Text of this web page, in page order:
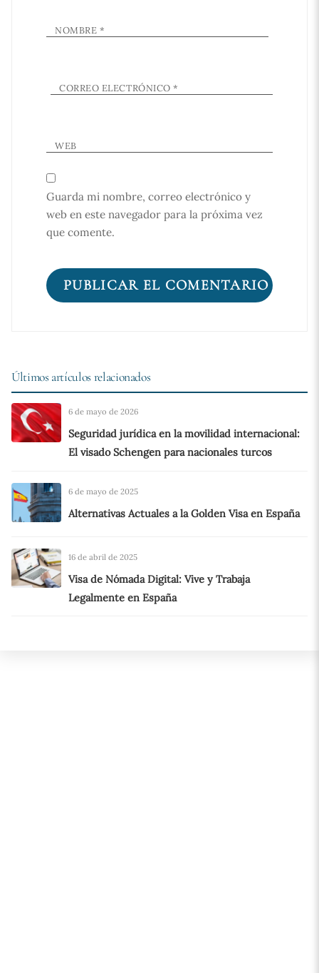
NOMBRE *
CORREO ELECTRÓNICO*
WEB
Guarda mi nombre, correo electrónico y
web en este navegador para la próxima vez
que comente.
Últimos artículos relacionados
6 de mayo de 2026
Seguridad jurídica en la movilidad internacional:
El visado Schengen para nacionales turcos
6 de mayo de 2025
Alternativas Actuales a la Golden Visa en España
16 de abril de 2025
Visa de Nómada Digital: Vive y Trabaja
Legalmente en España